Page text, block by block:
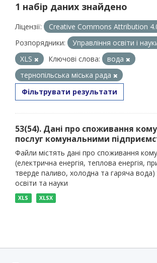
1 набір даних знайдено
Ліцензії:
Creative Commons Attribution
Розпорядники:
Управління освіти і
XLS
Ключові слова:
вода
тернопільська міська рада
Фільтрувати результати
53(54). Дані про споживання
послуг комунальними
Файли містять дані про споживання
(електрична енергія, теплова енергія,
тверде паливо, холодна та гаряча вода)
освіти та науки
XLS XLSX